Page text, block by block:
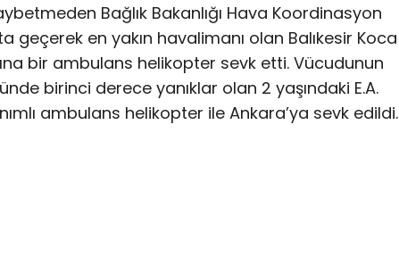
Bağlık Bakanlığı Hava Koordinasyon
geçerek en yakın havalimanı olan Balıkesir Koca
bir ambulans helikopter sevk etti. Vücudunun
birinci derece yanıklar olan 2 yaşındaki E.A.
ambulans helikopter ile Ankara’ya sevk edildi.